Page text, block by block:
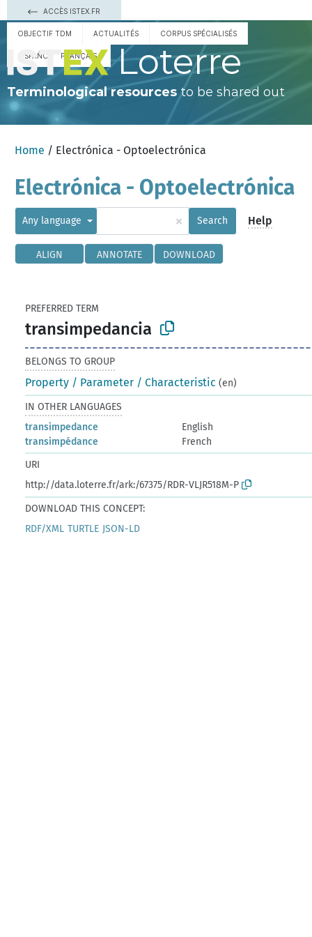
ACCÈS ISTEX.FR
OBJECTIF TDM ACTUALITÉS CORPUS SPÉCIALISÉS
ESPAÑOL FRANÇAIS Loterre
Terminological resourcesto be shared out
Home / Electrónica - Optoelectrónica
Electrónica - Optoelectrónica
Any language × Search Help
ALIGN ANNOTATE DOWNLOAD
PREFERRED TERM
transimpedancia
BELONGS TO GROUP
Property / Parameter / Characteristic (en)
IN OTHER LANGUAGES
transimpedance
English
transimpédance
French
URI
http://data.loterre.fr/ark:/67375/RDR-VLJR518M-P
DOWNLOAD THIS CONCEPT:
RDF/XML TURTLE JSON-LD